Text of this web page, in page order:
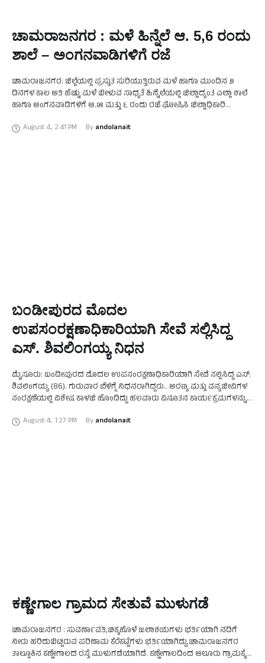
ಚಾಮರಾಜನಗರ : ಮಳೆ ಹಿನ್ನೆಲೆ ಆ. 5,6 ರಂದು
ಶಾಲೆ – ಅಂಗನವಾಡಿಗಳಿಗೆ ರಜೆ
ಚಾಮರಾಜನಗರ: ಜಿಲ್ಲೆಯಲ್ಲಿ ಪ್ರಸ್ತುತ ಸುರಿಯುತ್ತಿರುವ ಮಳೆ ಹಾಗೂ ಮುಂದಿನ ೨
ದಿನಗಳ ಕಾಲ ಅತಿ ಹೆಚ್ಚು ಮಳೆ ಬೀಳುವ ಸಾಧ್ಯತೆ ಹಿನ್ನೆಲೆಯಲ್ಲಿ ಜಿಲ್ಲಾದ್ಯಂತ ಎಲ್ಲಾ ಶಾಲೆ
ಹಾಗೂ ಅಂಗನವಾಡಿಗಳಿಗೆ ಆ.೫ ಮತ್ತು ೬ ರಂದು ರಜೆ ಘೋಷಿಸಿ ಜಿಲ್ಲಾಧಿಕಾರಿ
August 4, 2:41 PM By andolanait
ಬಂಡೀಪುರದ ಮೊದಲ
ಉಪಸಂರಕ್ಷಣಾಧಿಕಾರಿಯಾಗಿ ಸೇವೆ ಸಲ್ಲಿಸಿದ್ದ
ಎಸ್. ಶಿವಲಿಂಗಯ್ಯ ನಿಧನ
ಮೈಸೂರು: ಬಂಡೀಪುರದ ಮೊದಲ ಉಪಸಂರಕ್ಷಣಾಧಿಕಾರಿಯಾಗಿ ಸೇವೆ ಸಲ್ಲಿಸಿದ್ದ ಎಸ್.
ಶಿವಲಿಂಗಯ್ಯ (86). ಗುರುವಾರ ಬೆಳಿಗ್ಗೆ ನಿಧನರಾಗಿದ್ದರು.. ಅರಣ್ಯ ಮತ್ತು ವನ್ಯಜೀವಿಗಳ
ಸಂರಕ್ಷಣೆಯಲ್ಲಿ ವಿಶೇಷ ಕಾಳಜಿ ಹೊಂದಿದ್ದು ಹಲವಾರು ವಿನೂತನ ಕಾರ್ಯಕ್ರಮಗಳನ್ನು
ಕೆ.ಗುಡಿ, …
August 4, 1:27 PM By andolanait
ಕಣ್ಣೇಗಾಲ ಗ್ರಾಮದ ಸೇತುವೆ ಮುಳುಗಡೆ
ಚಾಮರಾಜನಗರ : ಸುವರ್ಣಾವತಿ,ಚಿಕ್ಕಹೊಳೆ ಜಲಾಶಯಗಳು ಭರ್ತಿಯಾಗಿ ನದಿಗೆ
ನೀರು ಹರಿದುಬಿಟ್ಟಿರುವ ಪರಿಣಾಮ ಕೆರೆಕಟ್ಟೆಗಳು ಭರ್ತಿಯಾಗಿದ್ದು,ಚಾಮರಾಜನಗರ
ತಾಲ್ಲೂಕಿನ ಕಣ್ಣೇಗಾಲದ ರಸ್ತೆ ಮುಳುಗಡೆಯಾಗಿದೆ. ಕಣ್ಣೇಗಾಲದಿಂದ ಆಲೂರು ಗ್ರಾಮಕ್ಕೆ